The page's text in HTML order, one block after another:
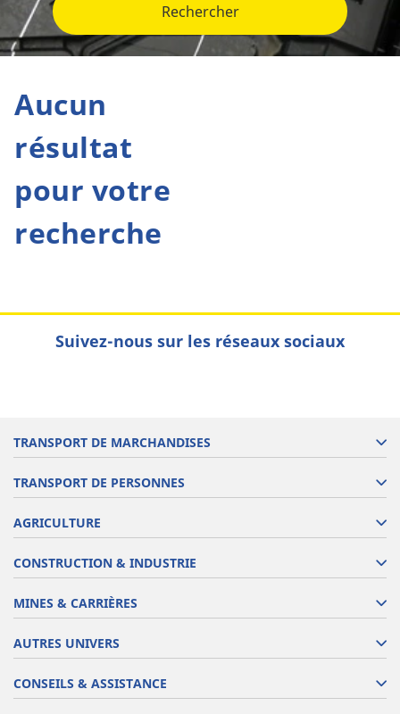
Rechercher
Aucun
résultat
pour votre
recherche
Suivez-nous sur les réseaux sociaux
TRANSPORT DE MARCHANDISES
TRANSPORT DE PERSONNES
AGRICULTURE
CONSTRUCTION & INDUSTRIE
MINES & CARRIÈRES
AUTRES UNIVERS
CONSEILS & ASSISTANCE